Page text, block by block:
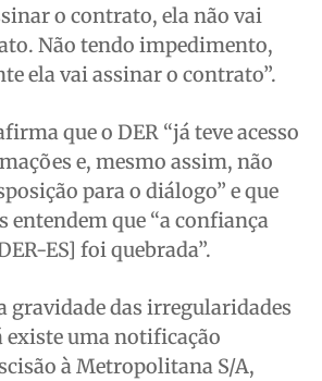
o contrato, ela não vai
Não tendo impedimento,
ela vai assinar o contrato”.
que o DER “já teve acesso
e, mesmo assim, não
para o diálogo” e que
entendem que “a confiança
ES] foi quebrada”.
gravidade das irregularidades
existe uma notificação
à Metropolitana S/A,